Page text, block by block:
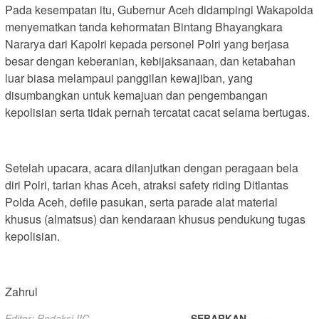
Pada kesempatan itu, Gubernur Aceh didampingi Wakapolda
menyematkan tanda kehormatan Bintang Bhayangkara
Nararya dari Kapolri kepada personel Polri yang berjasa
besar dengan keberanian, kebijaksanaan, dan ketabahan
luar biasa melampaui panggilan kewajiban, yang
disumbangkan untuk kemajuan dan pengembangan
kepolisian serta tidak pernah tercatat cacat selama bertugas.
Setelah upacara, acara dilanjutkan dengan peragaan bela
diri Polri, tarian khas Aceh, atraksi safety riding Ditlantas
Polda Aceh, defile pasukan, serta parade alat material
khusus (almatsus) dan kendaraan khusus pendukung tugas
kepolisian.
Zahrul